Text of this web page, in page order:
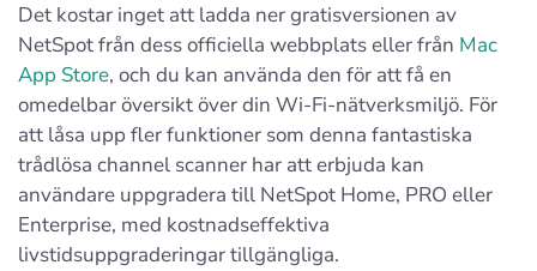
Det kostar inget att ladda ner gratisversionen av
NetSpot från dess officiella webbplats eller från Mac
App Store, och du kan använda den för att få en
omedelbar översikt över din Wi-Fi-nätverksmiljö. För
att låsa upp fler funktioner som denna fantastiska
trådlösa channel scanner har att erbjuda kan
användare uppgradera till NetSpot Home, PRO eller
Enterprise, med kostnadseffektiva
livstidsuppgraderingar tillgängliga.